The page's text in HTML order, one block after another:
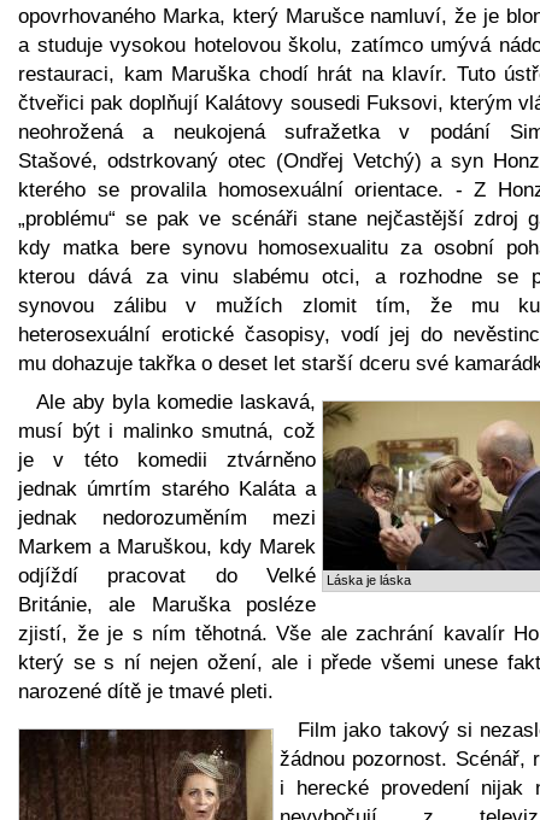
opovrhovaného Marka, který Marušce namluví, že je
a studuje vysokou hotelovou školu, zatímco umývá
restauraci, kam Maruška chodí hrát na klavír. Tuto
čtveřici pak doplňují Kalátovy sousedi Fuksovi, kterým
neohrožená a neukojená sufražetka v podání
Stašové, odstrkovaný otec (Ondřej Vetchý) a syn
kterého se provalila homosexuální orientace. - Z
„problému“ se pak ve scénáři stane nejčastější zdroj
kdy matka bere synovu homosexualitu za osobní
kterou dává za vinu slabému otci, a rozhodne se
synovou zálibu v mužích zlomit tím, že mu
heterosexuální erotické časopisy, vodí jej do
mu dohazuje takřka o deset let starší dceru své
Láska je láska
Ale aby byla komedie laskavá,
musí být i malinko smutná, což
je v této komedii ztvárněno
jednak úmrtím starého Kaláta a
jednak nedorozuměním mezi
Markem a Maruškou, kdy Marek
odjíždí pracovat do Velké
Británie, ale Maruška posléze
zjistí, že je s ním těhotná. Vše ale zachrání kavalír
který se s ní nejen ožení, ale i přede všemi unese
narozené dítě je tmavé pleti.
Film jako takový si
žádnou pozornost. Scénář,
i herecké provedení nijak